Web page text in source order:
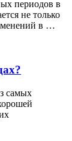
периодов в
не только
в …
самых